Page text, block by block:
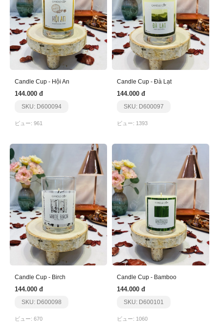
Candle Cup - Hội An
144.000 đ
SKU: D600094
ビュー: 961
Candle Cup - Đà Lạt
144.000 đ
SKU: D600097
ビュー: 1393
Candle Cup - Birch
144.000 đ
SKU: D600098
ビュー: 670
Candle Cup - Bamboo
144.000 đ
SKU: D600101
ビュー: 1060